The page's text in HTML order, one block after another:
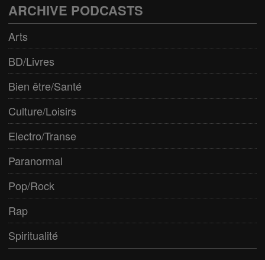
ARCHIVE PODCASTS
Arts
BD/Livres
Bien être/Santé
Culture/Loisirs
Electro/Transe
Paranormal
Pop/Rock
Rap
Spiritualité